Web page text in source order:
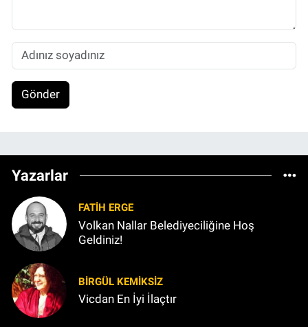
Gönder
Yazarlar
FATIH ERGE
Volkan Nallar Belediyeciliğine Hoş
Geldiniz!
BIRGÜL KEMİKSİZ
Vicdan En İyi İlaçtır